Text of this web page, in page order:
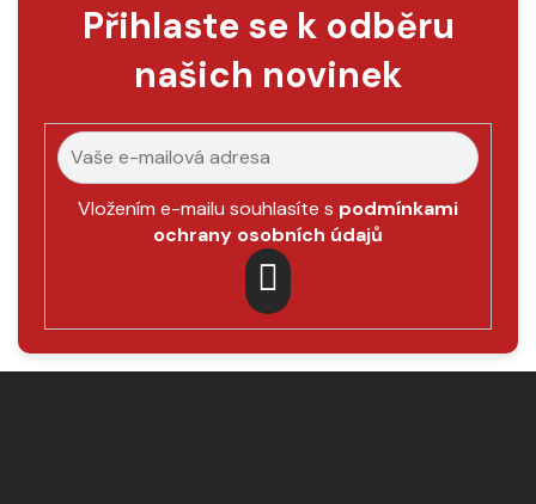
Přihlaste se k odběru
našich novinek
Vložením e-mailu souhlasíte s podmínkami
ochrany osobních údajů
PŘIHLÁSIT
SE